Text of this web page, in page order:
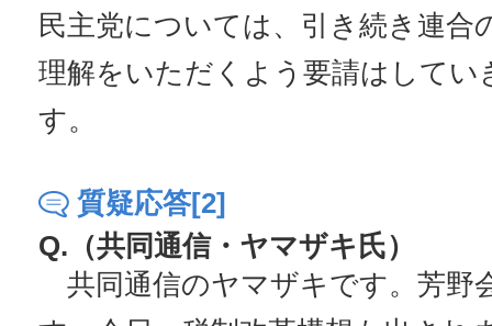
民主党については、引き続き連合
理解をいただくよう要請はしてい
す。
質疑応答[2]
Q.（共同通信・ヤマザキ氏）
共同通信のヤマザキです。芳野